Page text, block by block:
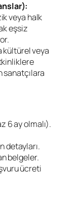
veya halk
eşsiz
kültürel veya
sanatçılara
6 ay olmalı).
detayları.
belgeler.
ücreti